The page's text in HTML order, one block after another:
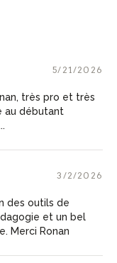
5/21/2026
très pro et très
au débutant
3/2/2026
des outils de
et un bel
Merci Ronan